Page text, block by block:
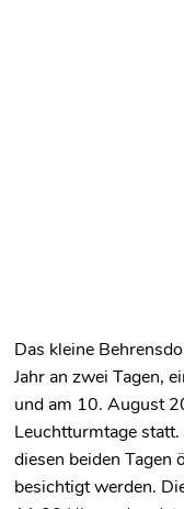
Das kleine
Jahr an zwei Tagen,
und am 10. August
Leuchtturmtage
diesen beiden Tagen
besichtigt werden.